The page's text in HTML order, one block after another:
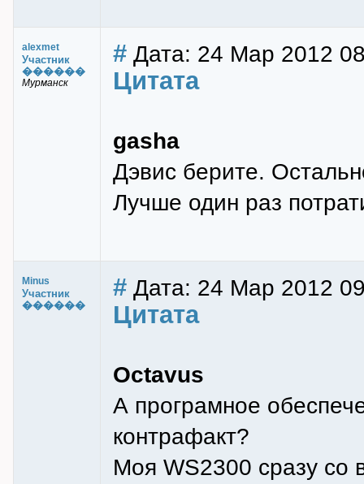
alexmet
Участник
������
Мурманск
# Дата: 24 Мар 2012
Цитата
gasha
Дэвис берите.
Лучше один раз
Minus
Участник
������
# Дата: 24 Мар 2012
Цитата
Octavus
А програмное
контрафакт?
Моя WS2300 сразу со